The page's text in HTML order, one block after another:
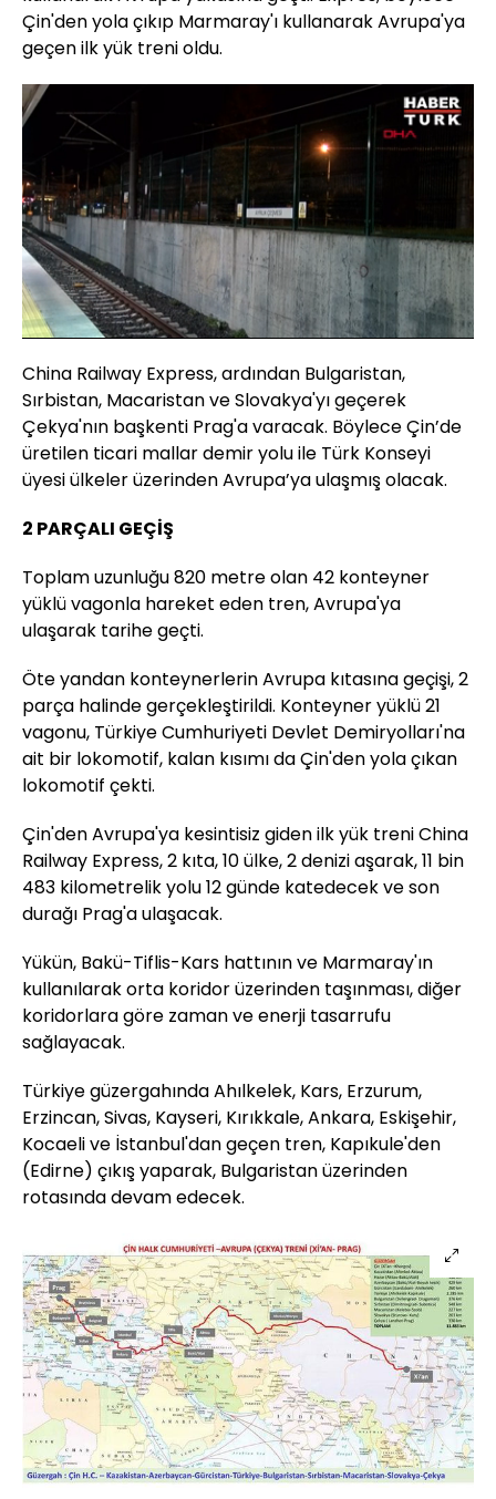
Çin'den yola çıkıp Marmaray'ı kullanarak Avrupa'ya
geçen ilk yük treni oldu.
Sesi
Aç
Yüklendi
38.63%
Oynatma
Hızı
China Railway Express, ardından Bulgaristan,
Sırbistan, Macaristan ve Slovakya'yı geçerek
Çekya'nın başkenti Prag'a varacak. Böylece Çin’de
üretilen ticari mallar demir yolu ile Türk Konseyi
üyesi ülkeler üzerinden Avrupa’ya ulaşmış olacak.
2 PARÇALI GEÇİŞ
Toplam uzunluğu 820 metre olan 42 konteyner
yüklü vagonla hareket eden tren, Avrupa'ya
ulaşarak tarihe geçti.
Öte yandan konteynerlerin Avrupa kıtasına geçişi, 2
parça halinde gerçekleştirildi. Konteyner yüklü 21
vagonu, Türkiye Cumhuriyeti Devlet Demiryolları'na
ait bir lokomotif, kalan kısımı da Çin'den yola çıkan
lokomotif çekti.
Çin'den Avrupa'ya kesintisiz giden ilk yük treni China
Railway Express, 2 kıta, 10 ülke, 2 denizi aşarak, 11 bin
483 kilometrelik yolu 12 günde katedecek ve son
durağı Prag'a ulaşacak.
Yükün, Bakü-Tiflis-Kars hattının ve Marmaray'ın
kullanılarak orta koridor üzerinden taşınması, diğer
koridorlara göre zaman ve enerji tasarrufu
sağlayacak.
Türkiye güzergahında Ahılkelek, Kars, Erzurum,
Erzincan, Sivas, Kayseri, Kırıkkale, Ankara, Eskişehir,
Kocaeli ve İstanbul'dan geçen tren, Kapıkule'den
(Edirne) çıkış yaparak, Bulgaristan üzerinden
rotasında devam edecek.